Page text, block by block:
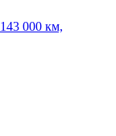
000 км,